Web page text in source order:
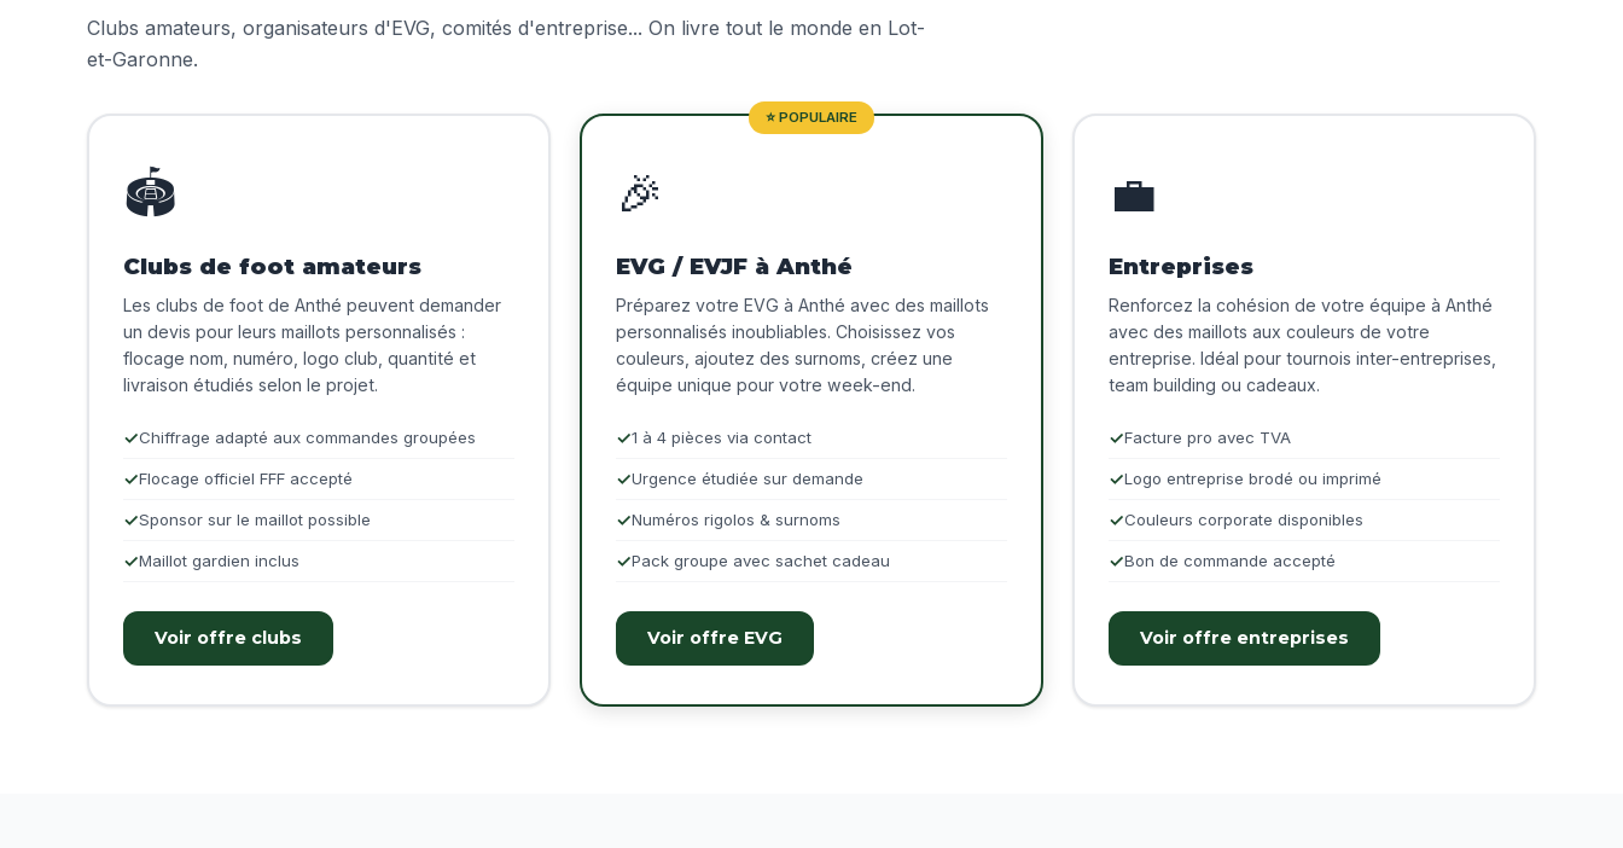
Clubs amateurs, organisateurs d'EVG, comités d'entreprise... On livre tout le monde en Lot-
et-Garonne.
🏟️
Clubs de foot amateurs
Les clubs de foot de Anthé peuvent demander
un devis pour leurs maillots personnalisés :
flocage nom, numéro, logo club, quantité et
livraison étudiés selon le projet.
Chiffrage adapté aux commandes groupées
Flocage officiel FFF accepté
Sponsor sur le maillot possible
Maillot gardien inclus
Voir offre clubs
⭐ POPULAIRE
🎉
EVG / EVJF à Anthé
Préparez votre EVG à Anthé avec des maillots
personnalisés inoubliables. Choisissez vos
couleurs, ajoutez des surnoms, créez une
équipe unique pour votre week-end.
1 à 4 pièces via contact
Urgence étudiée sur demande
Numéros rigolos & surnoms
Pack groupe avec sachet cadeau
Voir offre EVG
💼
Entreprises
Renforcez la cohésion de votre équipe à Anthé
avec des maillots aux couleurs de votre
entreprise. Idéal pour tournois inter-entreprises,
team building ou cadeaux.
Facture pro avec TVA
Logo entreprise brodé ou imprimé
Couleurs corporate disponibles
Bon de commande accepté
Voir offre entreprises